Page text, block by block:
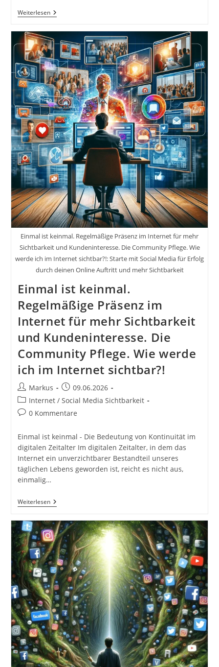
WeiterlesenErstelle
Deine
Merchandise
Produkte
Und
Verkaufe
Sie
Online.
Wie
Werde
Ich
Im
Internet
Sichtbar?!
Einmal ist keinmal. Regelmäßige Präsenz im Internet für mehr
Sichtbarkeit und Kundeninteresse. Die Community Pflege. Wie
werde ich im Internet sichtbar?!: Starte mit Social Media für Erfolg
durch deinen Online Auftritt und mehr Sichtbarkeit
Einmal ist keinmal.
Regelmäßige Präsenz im
Internet für mehr Sichtbarkeit
und Kundeninteresse. Die
Community Pflege. Wie werde
ich im Internet sichtbar?!
Beitrags-
Autor:
Markus
Beitrag
veröffentlicht:
09.06.2026
Beitrags-
Kategorie:
Internet / Social Media Sichtbarkeit
Beitrags-
0 Kommentare
Einmal ist keinmal - Die Bedeutung von Kontinuität im
digitalen Zeitalter Im digitalen Zeitalter, in dem das
Internet ein unverzichtbarer Bestandteil unseres
täglichen Lebens geworden ist, reicht es nicht aus,
einmalig…
WeiterlesenEinmal
Ist
Regelmäßige
Präsenz
Im
Internet
Für
Mehr
Sichtbarkeit
Und
Kundeninteresse.
Die
Community
Pflege.
Wie
Werde
Ich
Im
Internet
Sichtbar?!